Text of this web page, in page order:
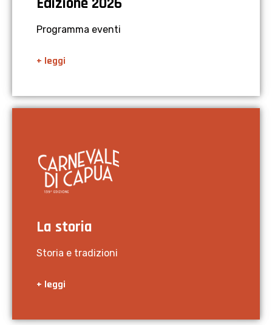
Programma eventi
+ leggi
La storia
Storia e tradizioni
+ leggi